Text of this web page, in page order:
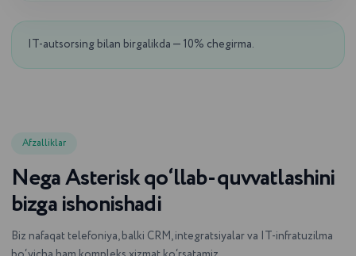
IT-autsorsing bilan birgalikda — 10% chegirma.
Afzalliklar
Nega Asterisk qo‘llab-quvvatlashini
bizga ishonishadi
Biz nafaqat telefoniya, balki CRM, integratsiyalar va IT-infratuzilma